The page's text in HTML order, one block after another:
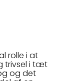
rolle i at
trivsel i tæt
og det